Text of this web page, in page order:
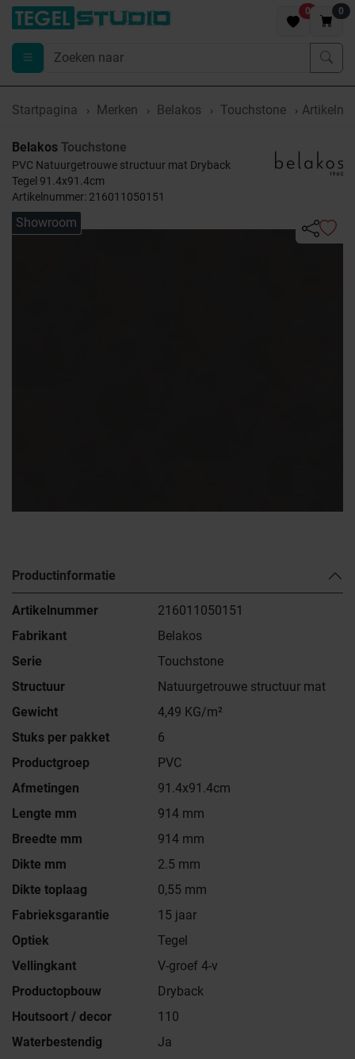
0 0
Startpagina Merken Belakos Touchstone
Belakos Touchstone
PVC Natuurgetrouwe structuur mat Dryback
Tegel 91.4x91.4cm
Artikelnummer: 216011050151
Showroom
Productinformatie
Artikelnummer
216011050151
Fabrikant
Belakos
Serie
Touchstone
Structuur
Natuurgetrouwe structuur mat
Gewicht
4,49 KG/m²
Stuks per pakket
6
Productgroep
PVC
Afmetingen
91.4x91.4cm
Lengte mm
914 mm
Breedte mm
914 mm
Dikte mm
2.5 mm
Dikte toplaag
0,55 mm
Fabrieksgarantie
15 jaar
Optiek
Tegel
Vellingkant
V-groef 4-v
Productopbouw
Dryback
Houtsoort / decor
110
Waterbestendig
Ja